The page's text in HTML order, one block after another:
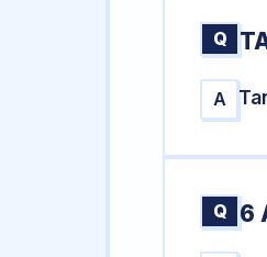
Q
A
Q 6